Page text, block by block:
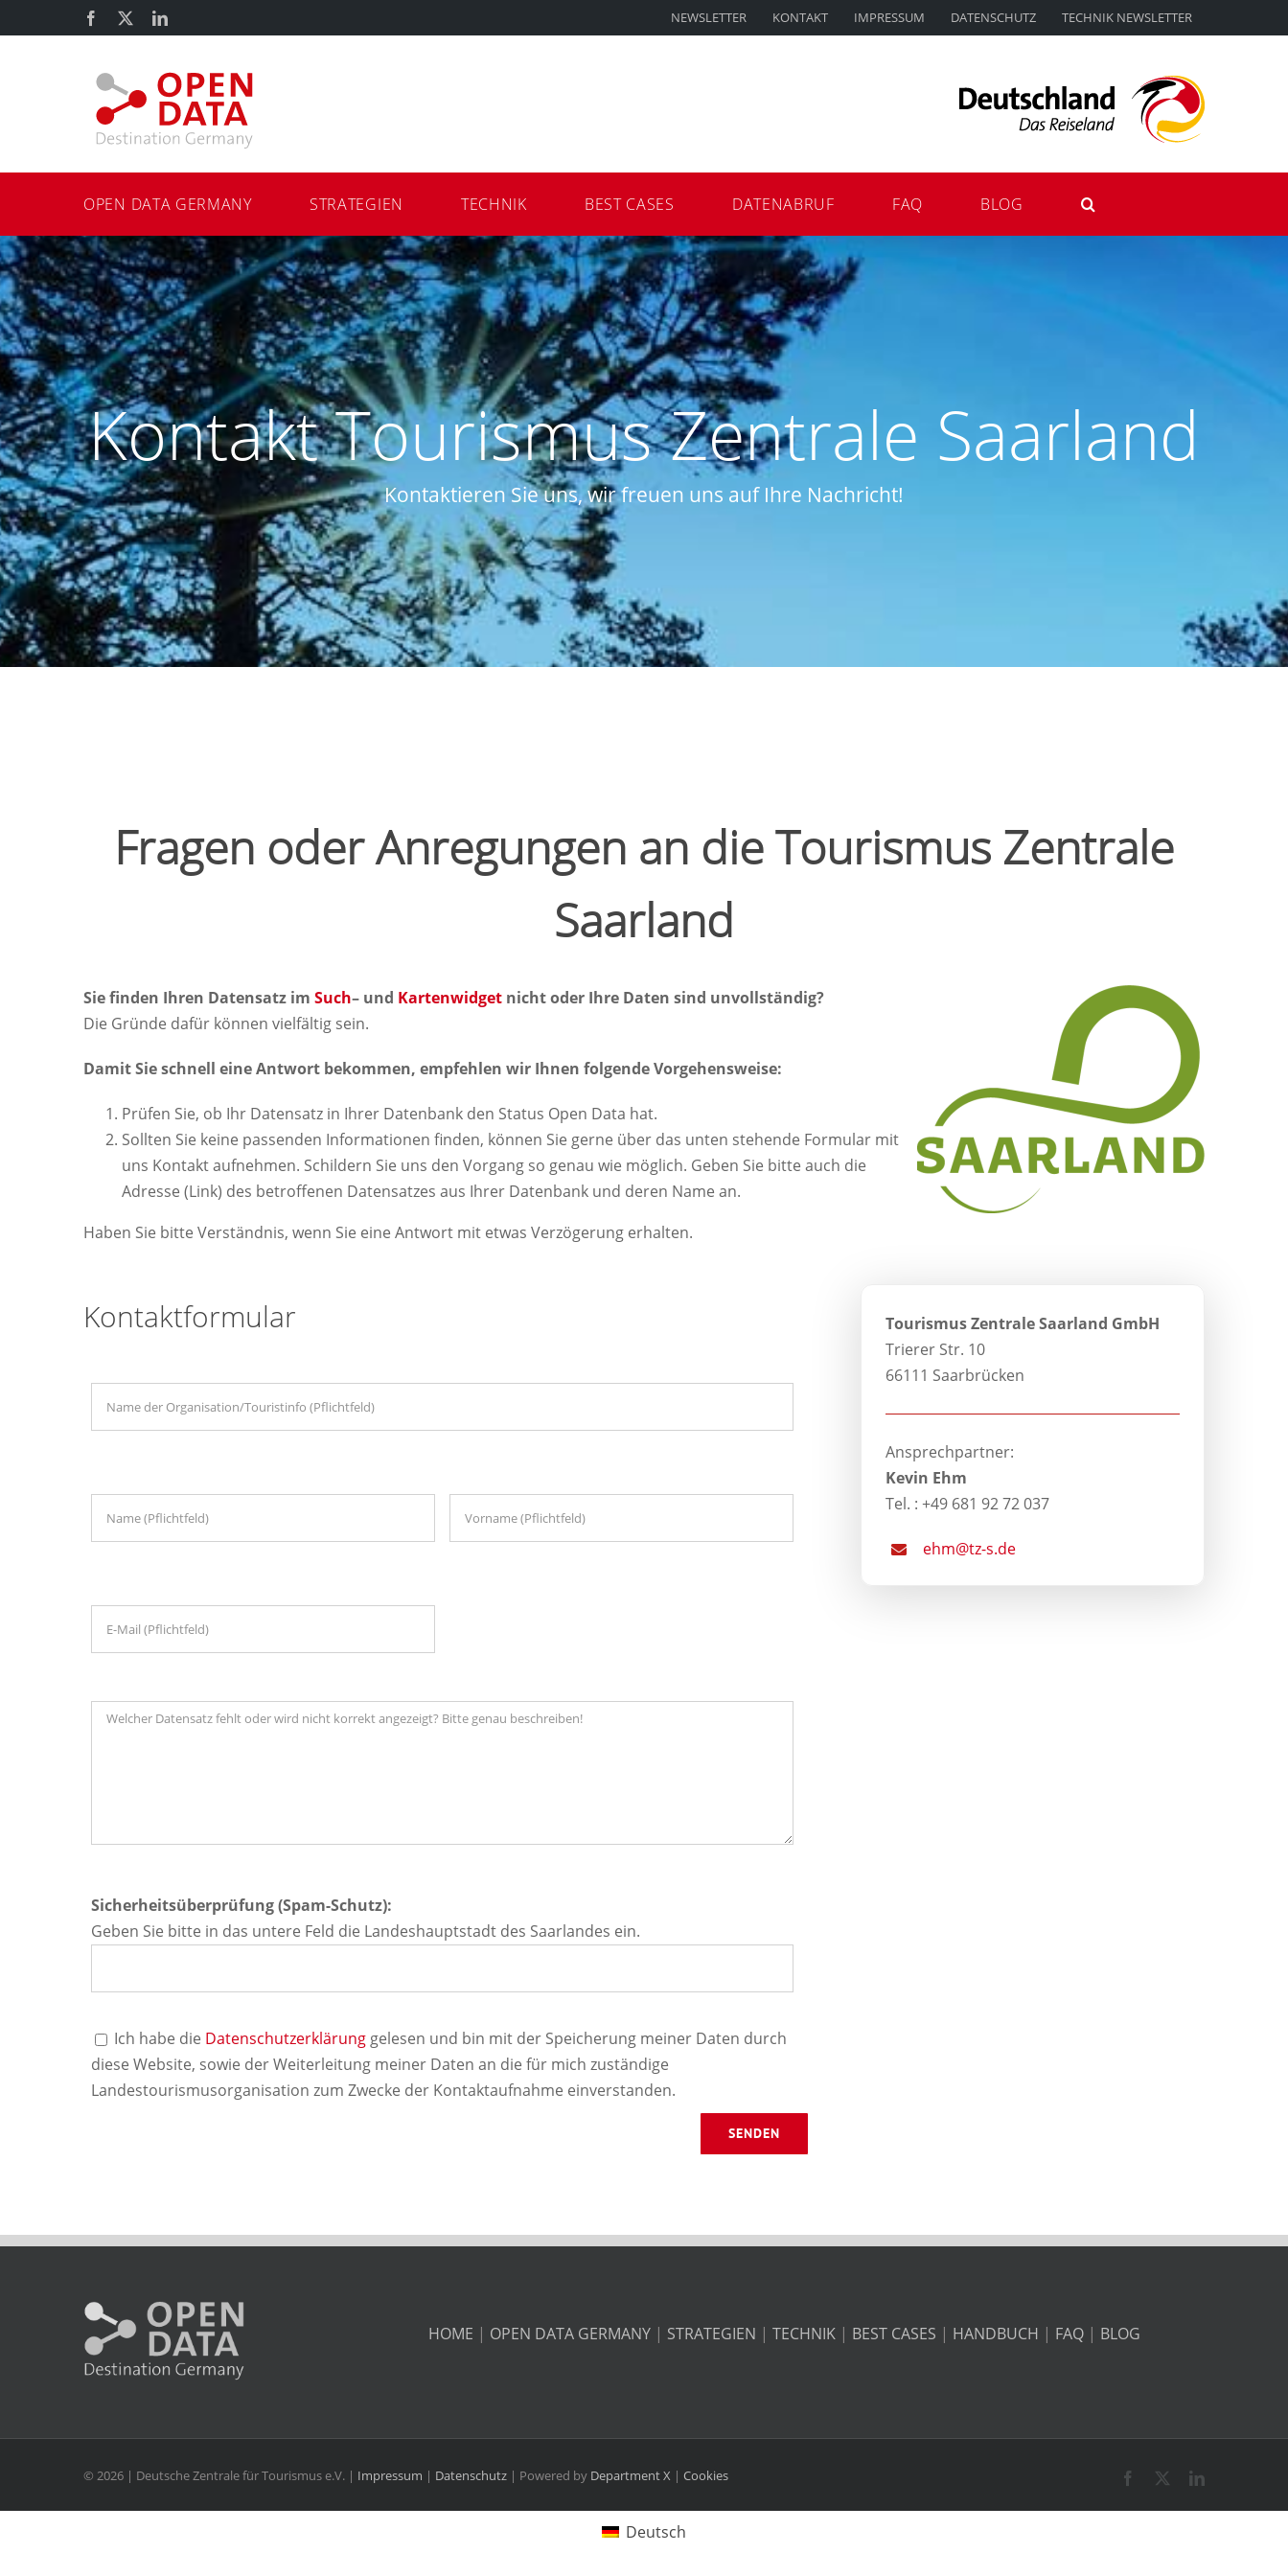
Inhalt
Facebook LinkedIn NEWSLETTER KONTAKT IMPRESSUM DATENSCHUTZ TECHNIK NEWSLETTER
OPEN DATA GERMANY STRATEGIEN TECHNIK BEST CASES DATENABRUF FAQ BLOG
Kontakt Tourismus Zentrale Saarland
Kontaktieren Sie uns, wir freuen uns auf Ihre Nachricht!
Fragen oder Anregungen an die Tourismus Zentrale
Saarland
Sie finden Ihren Datensatz im Such– und Kartenwidget nicht oder Ihre Daten sind unvollständig?
Die Gründe dafür können vielfältig sein.
Damit Sie schnell eine Antwort bekommen, empfehlen wir Ihnen folgende Vorgehensweise:
Prüfen Sie, ob Ihr Datensatz in Ihrer Datenbank den Status Open Data hat.
Sollten Sie keine passenden Informationen finden, können Sie gerne über das unten stehende Formular mit
uns Kontakt aufnehmen. Schildern Sie uns den Vorgang so genau wie möglich. Geben Sie bitte auch die
Adresse (Link) des betroffenen Datensatzes aus Ihrer Datenbank und deren Name an.
Haben Sie bitte Verständnis, wenn Sie eine Antwort mit etwas Verzögerung erhalten.
Kontaktformular
Sicherheitsüberprüfung (Spam-Schutz):
Geben Sie bitte in das untere Feld die Landeshauptstadt des Saarlandes ein.
Ich habe die Datenschutzerklärung gelesen und bin mit der Speicherung meiner Daten durch
diese Website, sowie der Weiterleitung meiner Daten an die für mich zuständige
Landestourismusorganisation zum Zwecke der Kontaktaufnahme einverstanden.
Tourismus Zentrale Saarland GmbH
Trierer Str. 10
66111 Saarbrücken
Ansprechpartner:
Kevin Ehm
Tel. : +49 681 92 72 037
ehm@tz-s.de
HOME | OPEN DATA GERMANY | STRATEGIEN | TECHNIK | BEST CASES | HANDBUCH | FAQ | BLOG
© 2026 | Deutsche Zentrale für Tourismus e.V. | Impressum | Datenschutz | Powered by Department X | Cookies Facebook LinkedIn
Deutsch